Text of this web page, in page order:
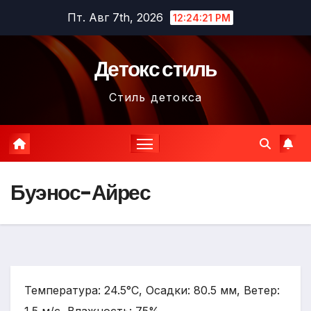
содержимому
Пт. Авг 7th, 2026 12:24:22 PM
Детокс стиль
Стиль детокса
Буэнос-Айрес
Температура: 24.5°C, Осадки: 80.5 мм, Ветер: